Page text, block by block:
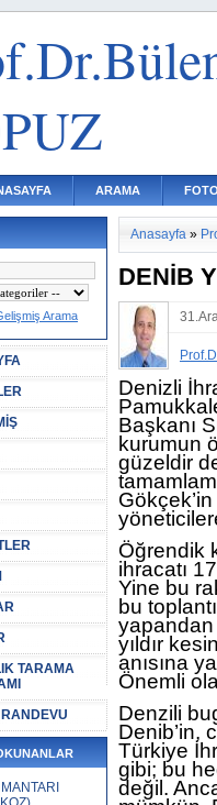
ARAMA
Arama
TARAMA
Anasayfa »
DENİB
Denizli
Başkanı
kurumun
güzeldir
Öğrendik
ihracatı
Yine bu
bu
yapandan
yıldır
anısına
Önemli
Denzili
Denib’in,
Türkiye
gibi; bu
değil.